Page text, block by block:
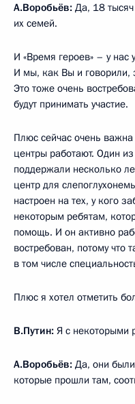
А.Воробьёв: Да, 18
их семей.
И «Время героев» – у нас
И мы, как Вы и говорили,
Это тоже очень
будут принимать участие.
Плюс сейчас очень
центры работают. Один
поддержали несколько
центр для
настроен на тех, у кого
некоторым ребятам,
помощь. И он активно
востребован, потому что
в том числе
Плюс я хотел отметить
В.Путин: Я с некоторыми
А.Воробьёв: Да, они
которые прошли там,